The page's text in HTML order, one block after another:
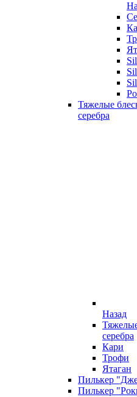
Тяжелые
серебра
Назад
серебра
Кари
Трофи
Ятаган
Пилькер
Пилькер